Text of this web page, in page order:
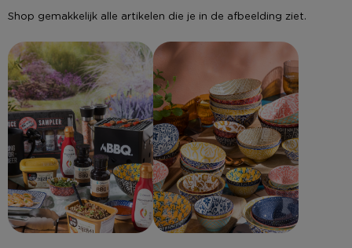
Shop gemakkelijk alle artikelen die je in de afbeelding ziet.